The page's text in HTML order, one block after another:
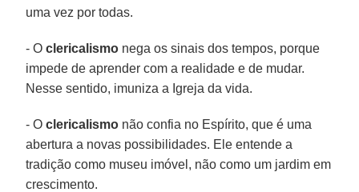
uma vez por todas.
- Oclericalismo nega os sinais dos tempos, porque
impede de aprender com a realidade e de mudar.
Nesse sentido, imuniza a Igreja da vida.
- Oclericalismo não confia no Espírito, que é uma
abertura a novas possibilidades. Ele entende a
tradição como museu imóvel, não como um jardim em
crescimento.